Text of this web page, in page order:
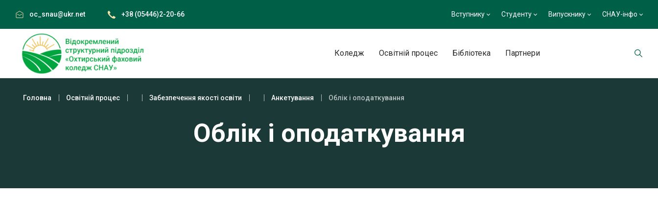
content
oc_snau@ukr.net +38 (05446)2-20-66 Вступнику Студенту Випускнику СНАУ-інфо
Коледж Освітній процес Бібліотека Партнери
Головна Освітній процес Забезпечення якості освіти Анкетування Облік і оподаткування
Облік і оподаткування